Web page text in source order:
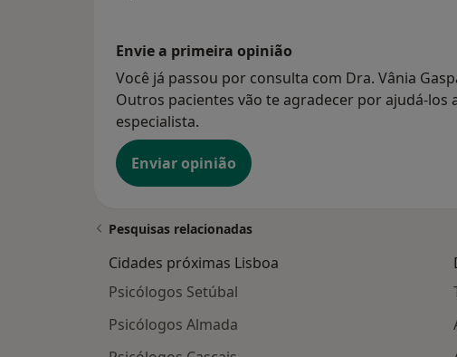
Envie a primeira opinião
Você já passou por consulta com Dra. Vânia
Outros pacientes vão te agradecer por ajudá-los
especialista.
Enviar opinião
Pesquisas relacionadas
Cidades próximas Lisboa
Psicólogos Setúbal
Psicólogos Almada